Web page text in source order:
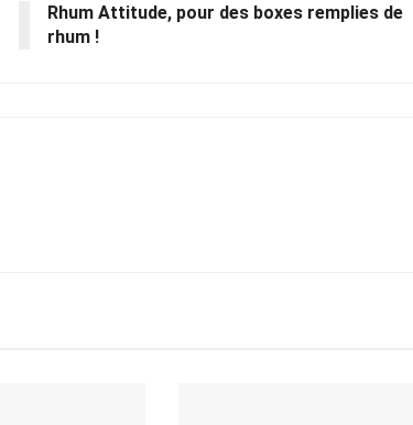
Rhum Attitude, pour des boxes remplies de
rhum !